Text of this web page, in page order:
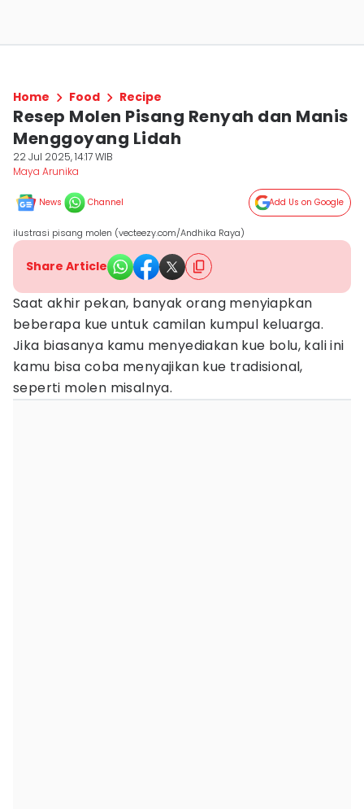
Home Food Recipe
Resep Molen Pisang Renyah dan Manis
Menggoyang Lidah
22 Jul 2025, 14:17 WIB
Maya Arunika
News Channel Add Us on Google
ilustrasi pisang molen (vecteezy.com/Andhika Raya)
Share Article
Saat akhir pekan, banyak orang menyiapkan
beberapa kue untuk camilan kumpul keluarga.
Jika biasanya kamu menyediakan kue bolu, kali ini
kamu bisa coba menyajikan kue tradisional,
seperti molen misalnya.